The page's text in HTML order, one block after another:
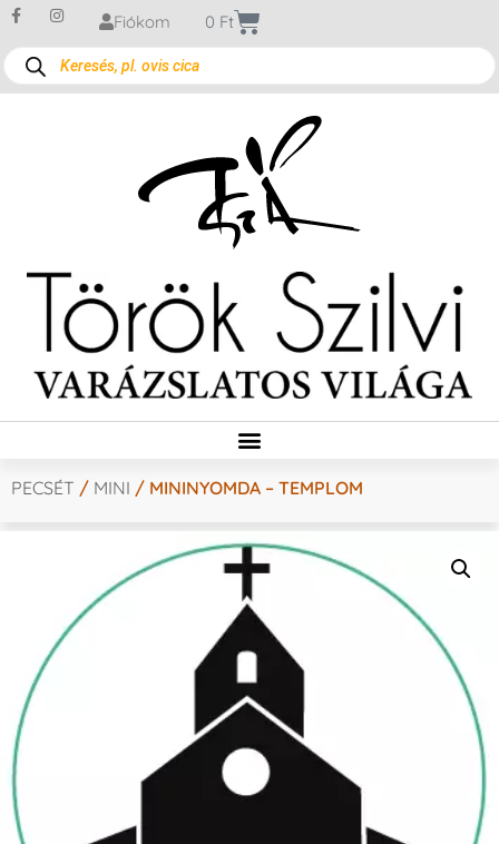
Fiókom 0 Ft
PECSÉT / MINI / MININYOMDA – TEMPLOM